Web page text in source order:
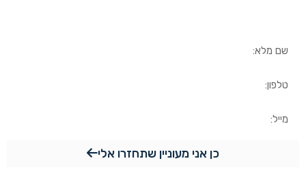
כן אני מעוניין שתחזרו אלי